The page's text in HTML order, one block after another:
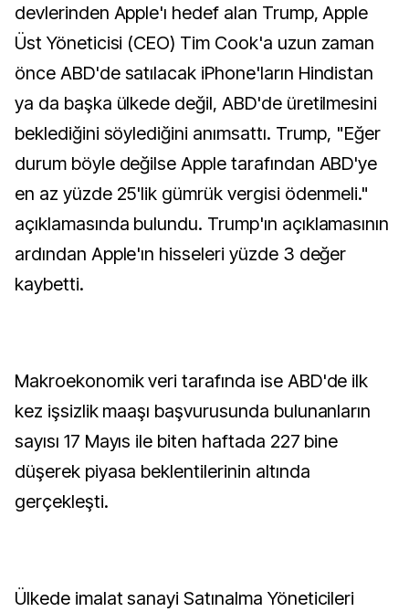
devlerinden Apple'ı hedef alan Trump, Apple
Üst Yöneticisi (CEO) Tim Cook'a uzun zaman
önce ABD'de satılacak iPhone'ların Hindistan
ya da başka ülkede değil, ABD'de üretilmesini
beklediğini söylediğini anımsattı. Trump, "Eğer
durum böyle değilse Apple tarafından ABD'ye
en az yüzde 25'lik gümrük vergisi ödenmeli."
açıklamasında bulundu. Trump'ın açıklamasının
ardından Apple'ın hisseleri yüzde 3 değer
kaybetti.
Makroekonomik veri tarafında ise ABD'de ilk
kez işsizlik maaşı başvurusunda bulunanların
sayısı 17 Mayıs ile biten haftada 227 bine
düşerek piyasa beklentilerinin altında
gerçekleşti.
Ülkede imalat sanayi Satınalma Yöneticileri